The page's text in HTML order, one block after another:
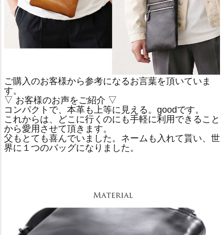
ご購入のお客様から参考になるお言葉を頂いていま
す。
▽ お客様のお声をご紹介 ▽
コンパクトで、本革も上等に見える。goodです。
これからは、どこに行くのにも手軽に利用できること
から愛用させて頂きます。
父もとても喜んでいました。ネームも入れて貰い、世
界に１つのバッグになりました。